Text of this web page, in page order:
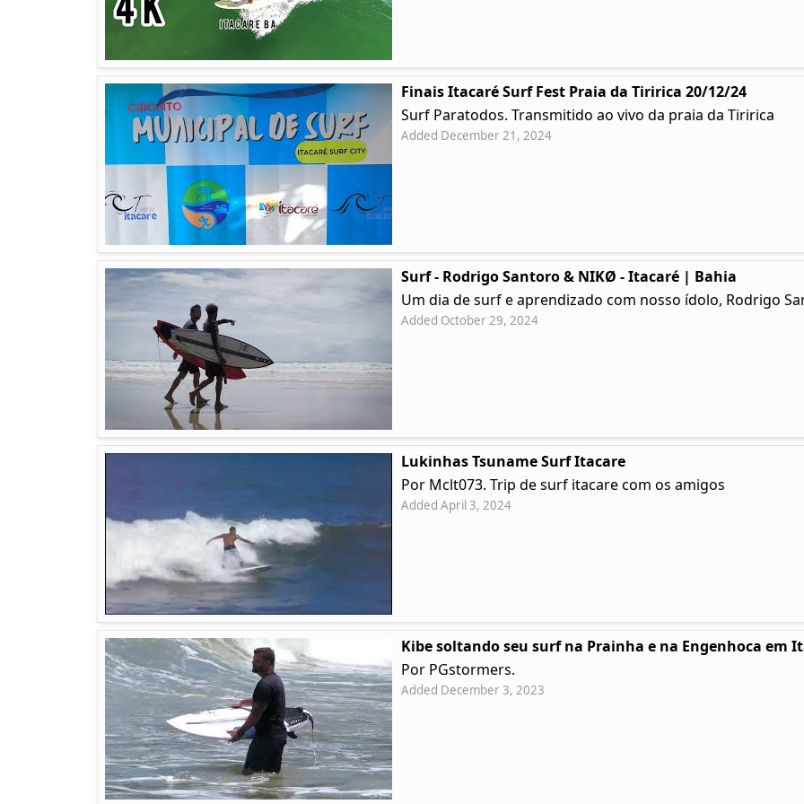
Finais Itacaré Surf Fest Praia da Tiririca 20/12/24
Surf Paratodos. Transmitido ao vivo da praia da Tiririca
Added December 21, 2024
Surf - Rodrigo Santoro & NIKØ - Itacaré | Bahia
Um dia de surf e aprendizado com nosso ídolo, Rodrigo
Added October 29, 2024
Lukinhas Tsuname Surf Itacare
Por Mclt073. Trip de surf itacare com os amigos
Added April 3, 2024
Kibe soltando seu surf na Prainha e na Engenhoca em
Por PGstormers.
Added December 3, 2023